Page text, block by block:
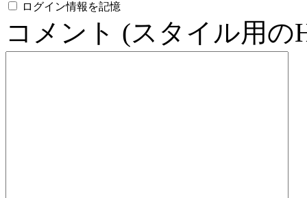
ログイン情報を記憶
コメント (スタイル用